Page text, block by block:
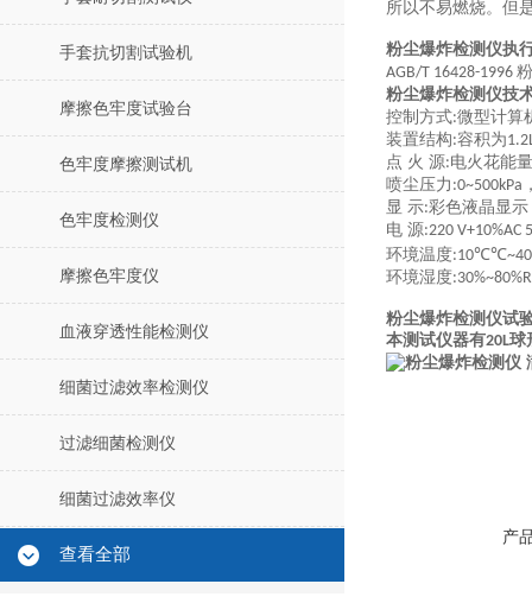
手套抗切割试验机
摩擦色牢度试验台
色牢度摩擦测试机
色牢度检测仪
摩擦色牢度仪
血液穿透性能检测仪
细菌过滤效率检测仪
过滤细菌检测仪
细菌过滤效率仪
查看全部
所以不易燃烧。但
粉尘爆炸检测仪执
AGB/T 16428-1996
粉尘爆炸检测仪技
控制方式:微型计算
装置结构:容积为
点 火 源:电火花能
喷尘压力 :0~500kPa
显 示:彩色液晶显示
电 源:220 V+10%AC
环境温度:10℃℃~40
环境湿度
粉尘爆炸检测仪试
本测试仪器有20L球
产